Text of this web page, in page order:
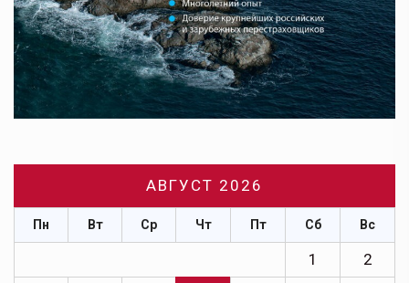
АВГУСТ 2026
Пн Вт Ср Чт Пт Сб Вс
1
2